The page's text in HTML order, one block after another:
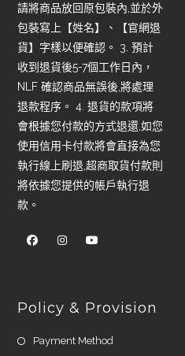
請將商品放回原包裝內,並於外
包裝寫上【姓名】、【官網退
貨】字樣以便確認。 3. 預計
收到退貨後5-7個工作日內，
NLF 確認商品無誤後,將處理
退款程序。 4. 退貨的款項將
會根據您付款的方式退還,如您
使用信用卡付款將會直接為您
執行線上刷退,超商取貨付款則
將依據您提供的帳戶執行退
款。
Policy & Provision
Payment Method